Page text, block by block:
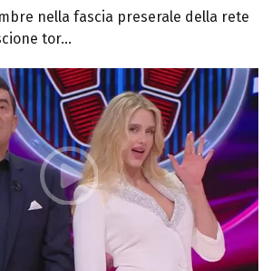
nella fascia preserale della rete
tor...